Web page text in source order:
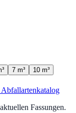
7 m³ 10 m³
Fassungen.